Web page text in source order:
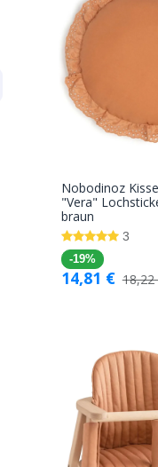
In
Nobodinoz
"Vera"
braun
3
-19%
14,81 € 18,22